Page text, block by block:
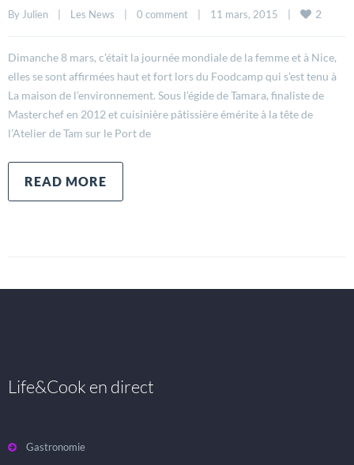
By Julien Les News 0 comment 11 mars, 2015 2
Dimanche 8 mars, c’était la journée mondiale de la femme et à Nice,
elles se sont affirmées haut et fort lors du Foodcamp qui s’est tenu à
La maison de l’environnement. Sous l’égide de Tamara, finaliste de
Masterchef en 2012 et cuisinière pâtissière émérite à la tête de
l’Atelier de Tam sur le Port de
READ MORE
Life&Cook en direct
Gastronomie